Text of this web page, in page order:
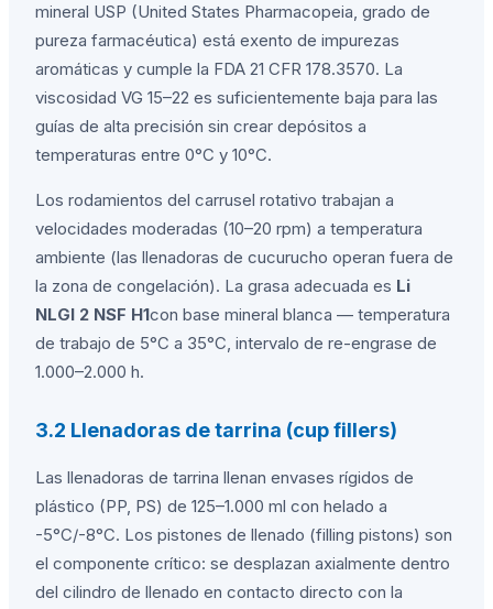
mineral USP (United States Pharmacopeia, grado de
pureza farmacéutica) está exento de impurezas
aromáticas y cumple la FDA 21 CFR 178.3570. La
viscosidad VG 15–22 es suficientemente baja para las
guías de alta precisión sin crear depósitos a
temperaturas entre 0°C y 10°C.
Los rodamientos del carrusel rotativo trabajan a
velocidades moderadas (10–20 rpm) a temperatura
ambiente (las llenadoras de cucurucho operan fuera de
la zona de congelación). La grasa adecuada es Li
NLGI 2 NSF H1con base mineral blanca — temperatura
de trabajo de 5°C a 35°C, intervalo de re-engrase de
1.000–2.000 h.
3.2 Llenadoras de tarrina (cup fillers)
Las llenadoras de tarrina llenan envases rígidos de
plástico (PP, PS) de 125–1.000 ml con helado a
-5°C/-8°C. Los pistones de llenado (filling pistons) son
el componente crítico: se desplazan axialmente dentro
del cilindro de llenado en contacto directo con la